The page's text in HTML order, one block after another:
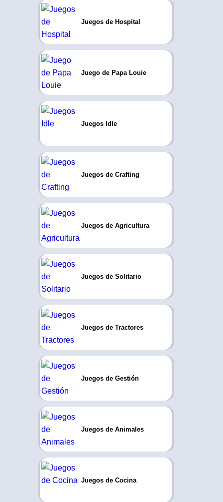
Juegos de Hospital
Juego de Papa Louie
Juegos Idle
Juegos de Crafting
Juegos de Agricultura
Juegos de Solitario
Juegos de Tractores
Juegos de Gestión
Juegos de Animales
Juegos de Cocina